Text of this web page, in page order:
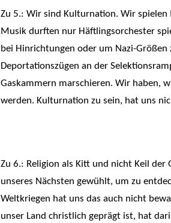
Zu 5.: Wir sind Kulturnation. Wir spielen
Musik durften nur Häftlingsorchester
bei Hinrichtungen oder um Nazi-
Deportationszügen an der
Gaskammern marschieren. Wir haben,
werden. Kulturnation zu sein, hat uns
Zu 6.: Religion als Kitt und nicht Keil der
unseres Nächsten gewühlt, um zu
Weltkriegen hat uns das auch nicht
unser Land christlich geprägt ist, hat